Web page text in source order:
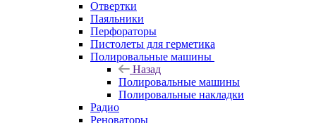
Отвертки
Паяльники
Перфораторы
Пистолеты для герметика
Полировальные машины
Назад
Полировальные машины
Полировальные накладки
Радио
Реноваторы